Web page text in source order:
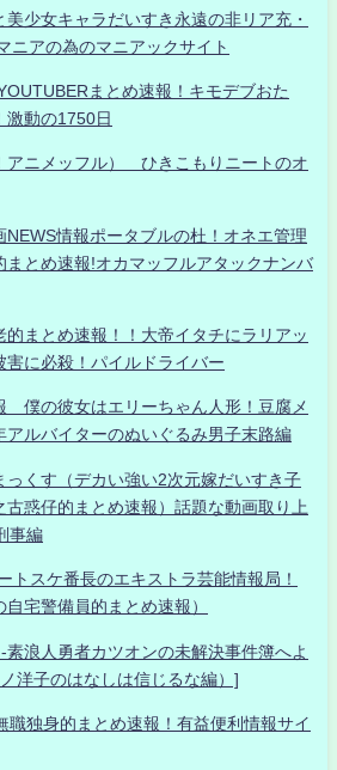
少女キャラだいすき永遠の非リア充・
ニアの為のマニアックサイト
まとめ速報！キモデブおた
激動の1750日
アニメッフル） ひきこもりニートのオ
NEWS情報ポータブルの杜！オネエ管理
まとめ速報!オカマッフルアタックナンバ
的まとめ速報！！大帝イタチにラリアッ
害に必殺！パイルドライバー
僕の彼女はエリーちゃん人形！豆腐メ
アルバイターのぬいぐるみ男子末路編
っくす（デカい強い2次元嫁だいすき子
惑仔的まとめ速報）話題な動画取り上
事編
トスケ番長のエキストラ芸能情報局！
自宅警備員的まとめ速報）
浪人勇者カツオンの未解決事件簿へよ
洋子のはなしは信じるな編）]
独身的まとめ速報！有益便利情報サイ